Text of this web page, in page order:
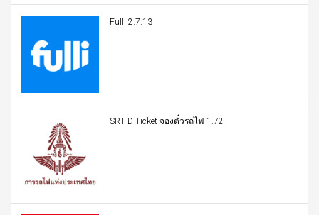
Fulli 2.7.13
SRT D-Ticket จองตั๋วรถไฟ 1.72